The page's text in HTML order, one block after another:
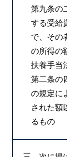
第九条の
する受給
で、その
の所得の
扶養手当
第二条の
の規定に
された額
るもの